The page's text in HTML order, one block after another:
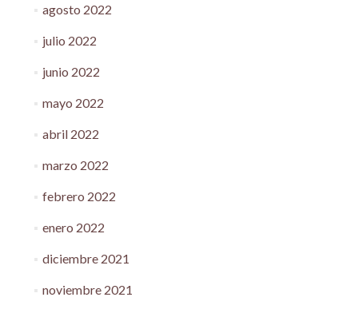
agosto 2022
julio 2022
junio 2022
mayo 2022
abril 2022
marzo 2022
febrero 2022
enero 2022
diciembre 2021
noviembre 2021